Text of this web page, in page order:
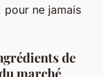
pour ne jamais
de
marché